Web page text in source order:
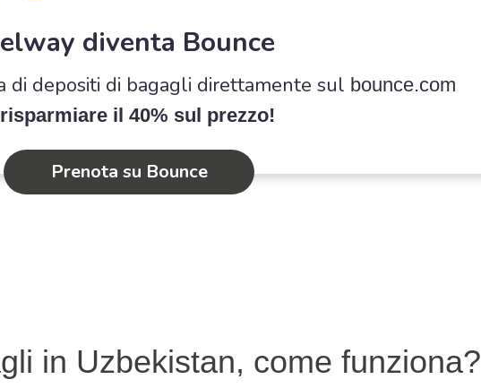
diventa Bounce
di depositi di bagagli direttamente sul bounce.com
il 40% sul prezzo!
Prenota su Bounce
in Uzbekistan, come funziona?